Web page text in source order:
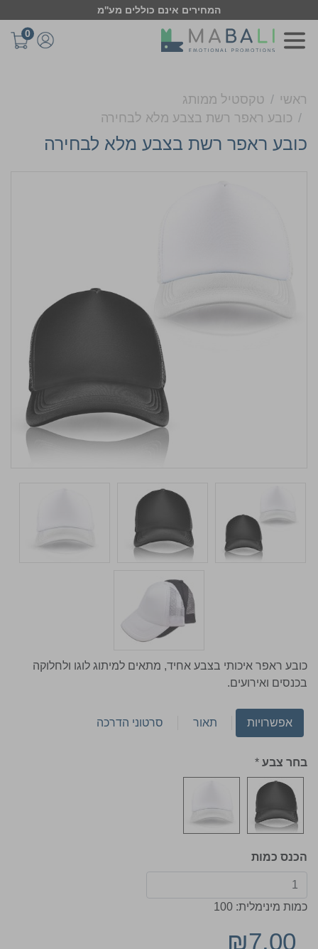
המחירים אינם כוללים מע''מ
0
ראשי
טקסטיל ממותג
כובע ראפר רשת בצבע מלא לבחירה
כובע ראפר רשת בצבע מלא לבחירה
כובע ראפר איכותי בצבע אחיד, מתאים למיתוג לוגו ולחלוקה
בכנסים ואירועים.
אפשרויות תאור סרטוני הדרכה
בחר צבע *
הכנס כמות
כמות מינימלית: 100
₪7.00